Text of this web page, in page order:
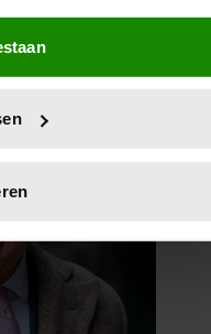
uw geografische locatie,
kan zijn
het actief te scannen
gegevens worden
of intrekken in de
en advertenties te
media te bieden en
Ook delen we informatie